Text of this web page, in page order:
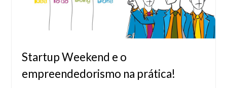
Startup Weekend e o
empreendedorismo na prática!